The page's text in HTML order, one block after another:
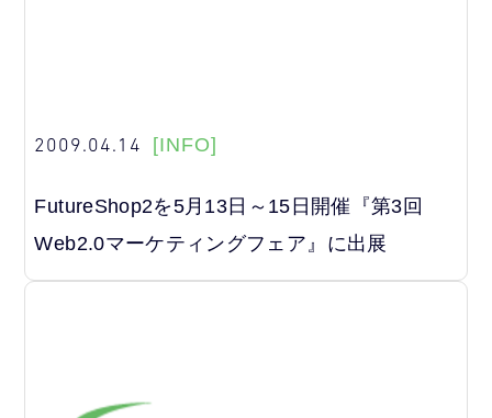
2009.04.14 [INFO]
FutureShop2を5月13日～15日開催『第3回
Web2.0マーケティングフェア』に出展